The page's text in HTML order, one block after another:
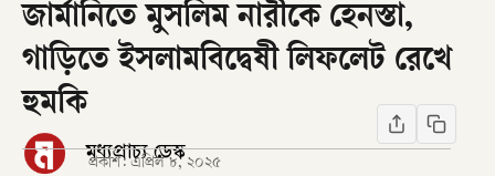
জার্মানিতে মুসলিম নারীকে হেনস্তা,
গাড়িতে ইসলামবিদ্বেষী লিফলেট রেখে
হুমকি
মধ্যপ্রাচ্য ডেস্ক
প্রকাশ: এপ্রিল ৮, ২০২৫